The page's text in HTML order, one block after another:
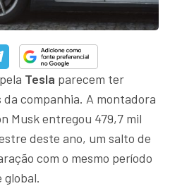
Tesla parecem ter
companhia. A montadora
Musk entregou 479,7 mil
deste ano, um salto de
com o mesmo período
global.